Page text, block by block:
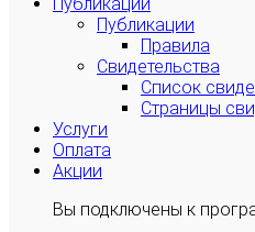
Публикации
Правила
Свидетельства
Список
Страницы
Услуги
Оплата
Акции
Вы подключены к